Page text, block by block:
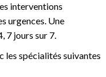
interventions
urgences. Une
7 jours sur 7.
les spécialités suivantes